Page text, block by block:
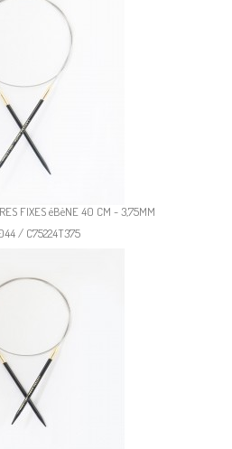
FIXES éBèNE 40 CM - 3,75MM
/ C75224T375